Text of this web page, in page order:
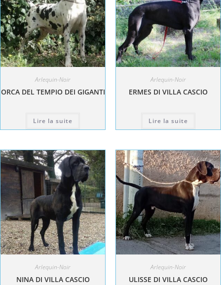
Arlequin-Noir
ORCA DEL TEMPIO DEI GIGANTI
Lire la suite
Arlequin-Noir
ERMES DI VILLA CASCIO
Lire la suite
Arlequin-Noir
NINA DI VILLA CASCIO
Arlequin-Noir
ULISSE DI VILLA CASCIO